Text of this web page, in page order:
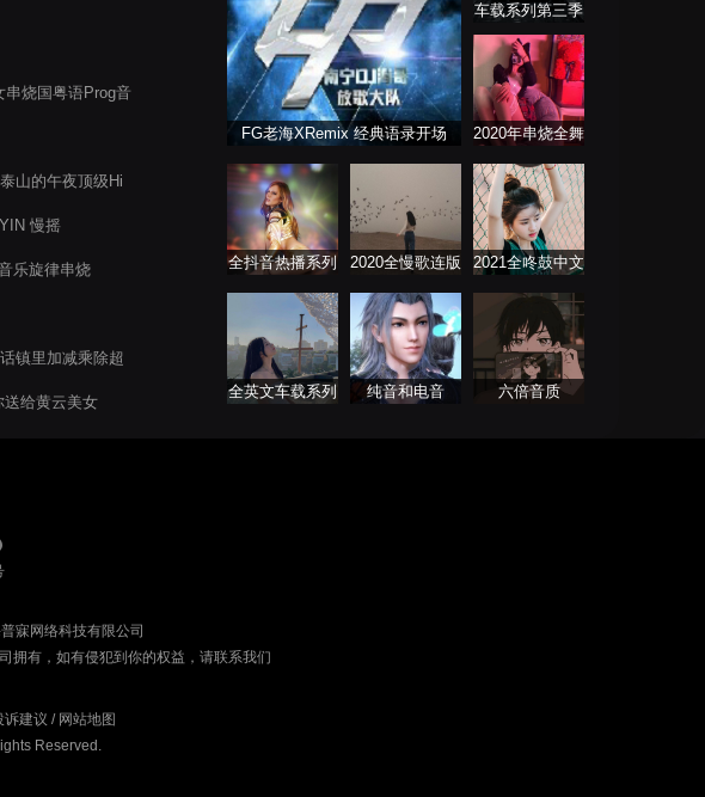
串烧国粤语Prog音
山的午夜顶级Hi
慢摇
乐旋律串烧
镇里加减乘除超
送给黄云美女
FG老海XRemix 经典语录开场
车载系列第三季
2020年串烧全舞
全抖音热播系列
2020全慢歌连版
2021全咚鼓中文
全英文车载系列 纯音和电音 六倍音质
寐网络科技有限公司
拥有，如有侵犯到你的权益，请联系我们
诉建议 / 网站地图
Reserved.